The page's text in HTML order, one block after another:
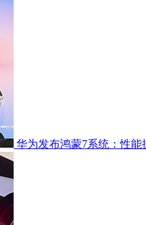
华为发布鸿蒙7系统：性能